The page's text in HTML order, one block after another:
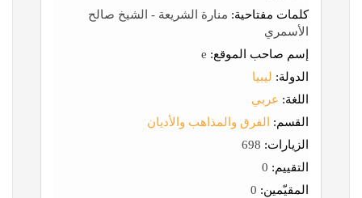
كلمات مفتاحية: منارة الشريعة - الشيخ صالح
الأسمري
إسم صاحب الموقع:
الدولة: ليبيا
اللغة: عربي
القسم:
الفرق والمذاهب والأديان
الزيارات:
التقييم:
المقيّمين: